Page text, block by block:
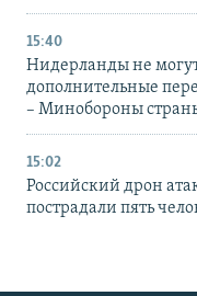
15:40
Нидерланды не
дополнительные
– Минобороны
15:02
Российский дрон
пострадали пять